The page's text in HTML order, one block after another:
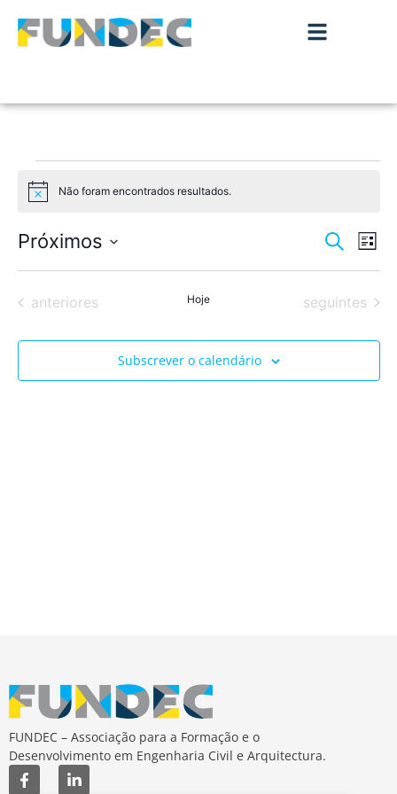
Aviso Não foram encontrados resultados.
de
e
Pesquisar
de
de
Lista
Próximos
a
Eventos
anteriores Hoje Eventos
seguintes
Subscrever o calendário
FUNDEC – Associação para a Formação e o
Desenvolvimento em Engenharia Civil e Arquitectura.